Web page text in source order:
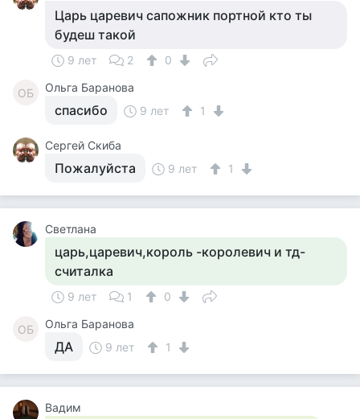
Царь царевич сапожник портной кто ты
будеш такой
9 лет 2 0
ОБ Ольга Баранова
спасибо 9 лет 1
Сергей Скиба
Пожалуйста 9 лет 1
Светлана
царь,царевич,король -королевич и тд-
считалка
9 лет 1 0
ОБ Ольга Баранова
ДА 9 лет 1
Вадим